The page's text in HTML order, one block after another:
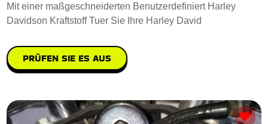
Mit einer maßgeschneiderten Benutzerdefiniert Harley
Davidson Kraftstoff Tuer Sie Ihre Harley David
PRÜFEN SIE ES AUS